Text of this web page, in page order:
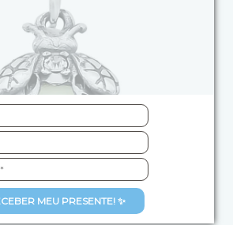
MEU PRESENTE! ✨